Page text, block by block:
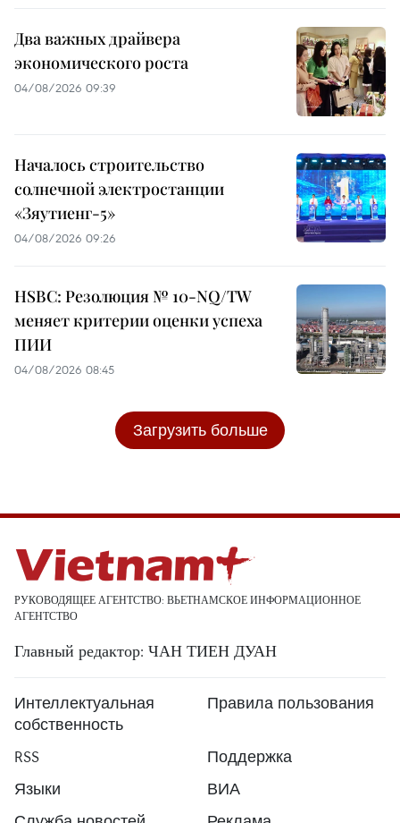
Два важных драйвера
экономического роста
04/08/2026 09:39
Началось строительство
солнечной электростанции
«Зяутиенг-5»
04/08/2026 09:26
HSBC: Резолюция № 10-NQ/TW
меняет критерии оценки успеха
ПИИ
04/08/2026 08:45
Загрузить больше
РУКОВОДЯЩЕЕ АГЕНТСТВО: ВЬЕТНАМСКОЕ ИНФОРМАЦИОННОЕ
АГЕНТСТВО
Главный редактор: ЧАН ТИЕН ДУАН
Интеллектуальная
собственность
Правила пользования
RSS
Поддержка
Языки
ВИА